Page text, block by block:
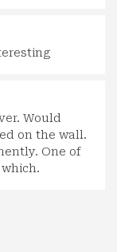
Would
on the wall.
One of